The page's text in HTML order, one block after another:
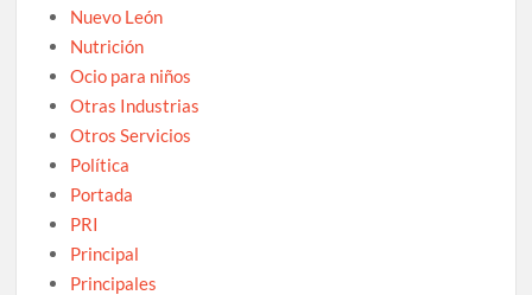
Nuevo León
Nutrición
Ocio para niños
Otras Industrias
Otros Servicios
Política
Portada
PRI
Principal
Principales